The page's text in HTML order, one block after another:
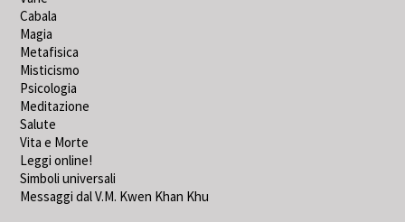
Cabala
Magia
Metafisica
Misticismo
Psicologia
Meditazione
Salute
Vita e Morte
Leggi online!
Simboli universali
Messaggi dal V.M. Kwen Khan Khu